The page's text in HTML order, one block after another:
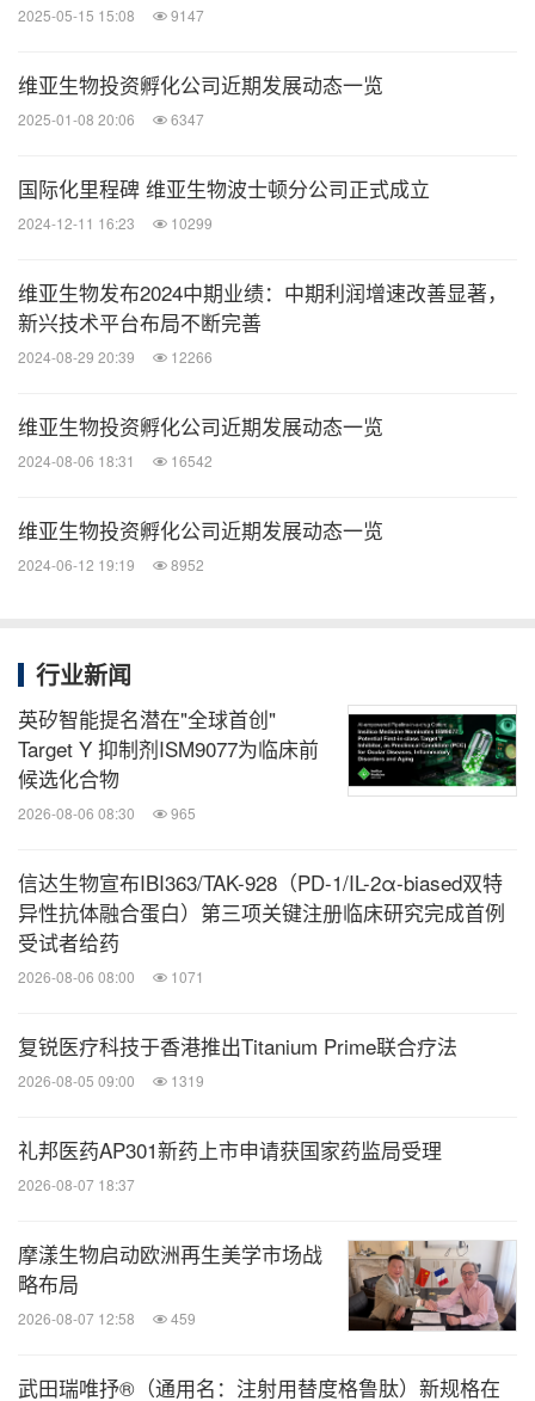
尿病及其相关危及生命的并发症作斗争的人们带来革
新性疗法。Seraxis的主要项目SR-02是一种新型胰岛
替代疗法，适用于同时接受免疫抑制治疗的胰岛素依
赖型糖尿病患者。这种疗法是Seraxis后续开发的无
请访问www.seraxis.com
关于Arthrosi
Arthrosi Therapeutics, Inc.总部位于加利福尼亚州圣
迭戈，专注于开发AR882，这是一种潜在的同类最
风患者的血清尿酸水平，减少痛风发作和痛风石。痛
期研究中，AR882与 SOC相比显示出令人鼓舞的疗
效和安全性；在2b期研究中，AR882在完全消除痛风
石方面也取得了令人瞩目的成果。目前，Arthrosi 正
在推进AR882的3期临床试验。
Antag Therapeutics是一家处于临床阶段的生物制药
公司，专注于通过GIP受体拮抗剂开发新型肥胖及心
力的先锋，该公司致力于推动科学进步和改善患者健
康，提供针对未满足医疗需求的突破性解决方案。欲
m。
Cybrexa是一家处于临床阶段的私营生物技术公司，
联物（PDC）疗法。公司由一群充满活力的生命科学
2025-05-15 15:08 9147
维亚生物投资孵化公司近期发展动态一览
2025-01-08 20:06 6347
国际化里程碑 维亚生物波士顿分公司正式成立
2024-12-11 16:23 10299
维亚生物发布2024中期业绩：中期利润增速改善显著，
新兴技术平台布局不断完善
2024-08-29 20:39 12266
维亚生物投资孵化公司近期发展动态一览
2024-08-06 18:31 16542
维亚生物投资孵化公司近期发展动态一览
2024-06-12 19:19 8952
行业新闻
英矽智能提名潜在"全球首创"
Target Y 抑制剂ISM9077为临床前
候选化合物
2026-08-06 08:30 965
信达生物宣布IBI363/TAK-928（PD-1/IL-2α-biased双特
异性抗体融合蛋白）第三项关键注册临床研究完成首例
受试者给药
2026-08-06 08:00 1071
复锐医疗科技于香港推出Titanium Prime联合疗法
2026-08-05 09:00 1319
礼邦医药AP301新药上市申请获国家药监局受理
2026-08-07 18:37
摩漾生物启动欧洲再生美学市场战
略布局
2026-08-07 12:58 459
武田瑞唯抒®（通用名：注射用替度格鲁肽）新规格在